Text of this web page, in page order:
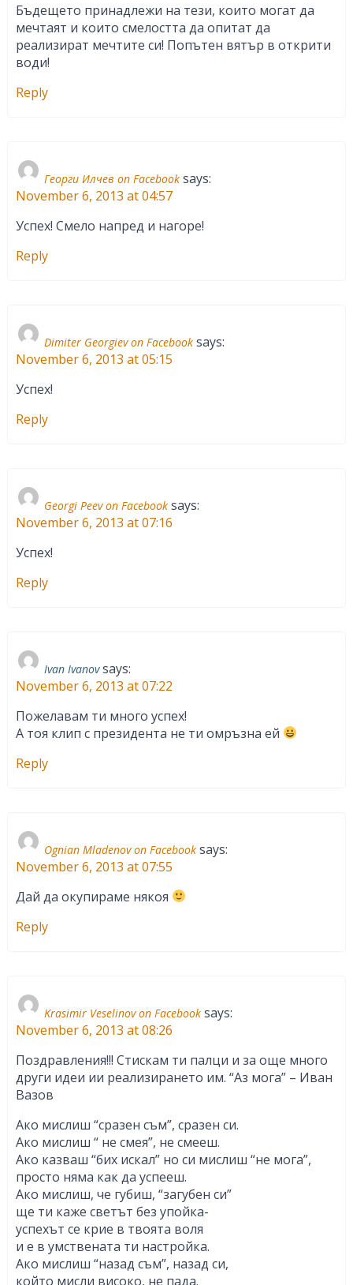
Бъдещето принадлежи на тези, които могат да
мечтаят и които смелостта да опитат да
реализират мечтите си! Попътен вятър в открити
води!
Reply
Георги Илчев on Facebook says:
November 6, 2013 at 04:57
Успех! Смело напред и нагоре!
Reply
Dimiter Georgiev on Facebook says:
November 6, 2013 at 05:15
Успех!
Reply
Georgi Peev on Facebook says:
November 6, 2013 at 07:16
Успех!
Reply
Ivan Ivanov says:
November 6, 2013 at 07:22
Пожелавам ти много успех!
А тоя клип с президента не ти омръзна ей
Reply
Ognian Mladenov on Facebook says:
November 6, 2013 at 07:55
Дай да окупираме някоя
Reply
Krasimir Veselinov on Facebook says:
November 6, 2013 at 08:26
Поздравления!!! Стискам ти палци и за още много
други идеи ии реализирането им. “Аз мога” – Иван
Вазов
Ако мислиш “сразен съм”, сразен си.
Ако мислиш “ не смея”, не смееш.
Ако казваш “бих искал” но си мислиш “не мога”,
просто няма как да успееш.
Ако мислиш, че губиш, “загубен си”
ще ти каже светът без упойка-
успехът се крие в твоята воля
и е в умствената ти настройка.
Ако мислиш “назад съм”, назад си,
който мисли високо, не пада.